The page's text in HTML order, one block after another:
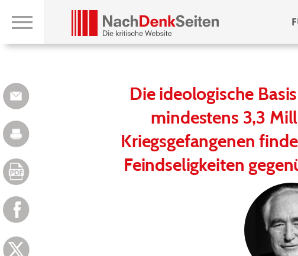
Die ideologische
mindestens 3,3
Kriegsgefangenen
Feindseligkeiten